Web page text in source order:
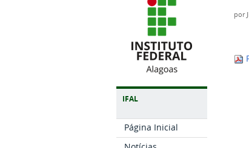
IFAL
Página Inicial
por